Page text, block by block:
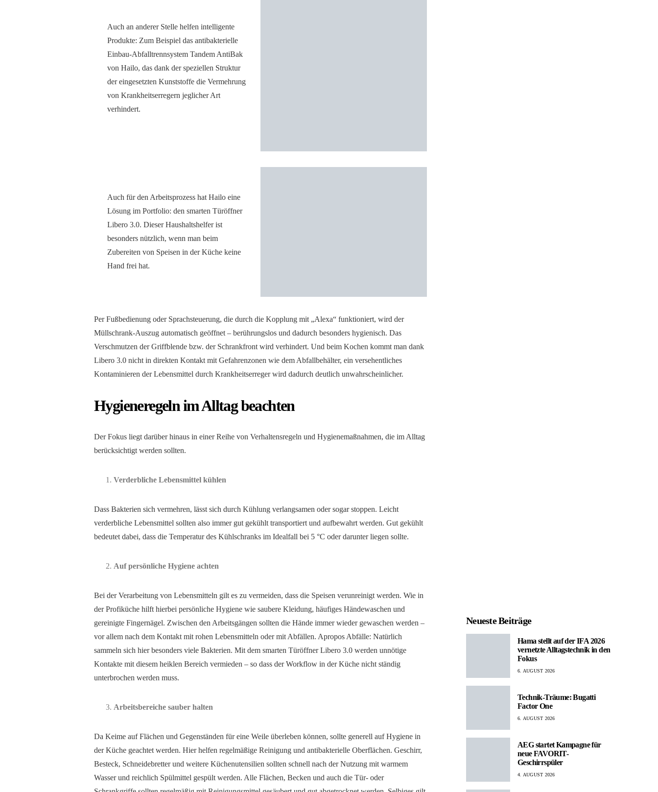
Auch an anderer Stelle helfen intelligente
Produkte: Zum Beispiel das antibakterielle
Einbau-Abfalltrennsystem Tandem AntiBak
von Hailo, das dank der speziellen Struktur
der eingesetzten Kunststoffe die Vermehrung
von Krankheitserregern jeglicher Art
verhindert.
Auch für den Arbeitsprozess hat Hailo eine
Lösung im Portfolio: den smarten Türöffner
Libero 3.0. Dieser Haushaltshelfer ist
besonders nützlich, wenn man beim
Zubereiten von Speisen in der Küche keine
Hand frei hat.
Per Fußbedienung oder Sprachsteuerung, die durch die Kopplung mit „Alexa“ funktioniert, wird der
Müllschrank-Auszug automatisch geöffnet – berührungslos und dadurch besonders hygienisch. Das
Verschmutzen der Griffblende bzw. der Schrankfront wird verhindert. Und beim Kochen kommt man dank
Libero 3.0 nicht in direkten Kontakt mit Gefahrenzonen wie dem Abfallbehälter, ein versehentliches
Kontaminieren der Lebensmittel durch Krankheitserreger wird dadurch deutlich unwahrscheinlicher.
Hygieneregeln im Alltag beachten
Der Fokus liegt darüber hinaus in einer Reihe von Verhaltensregeln und Hygienemaßnahmen, die im Alltag
berücksichtigt werden sollten.
Verderbliche Lebensmittel kühlen
Dass Bakterien sich vermehren, lässt sich durch Kühlung verlangsamen oder sogar stoppen. Leicht
verderbliche Lebensmittel sollten also immer gut gekühlt transportiert und aufbewahrt werden. Gut gekühlt
bedeutet dabei, dass die Temperatur des Kühlschranks im Idealfall bei 5 °C oder darunter liegen sollte.
Auf persönliche Hygiene achten
Bei der Verarbeitung von Lebensmitteln gilt es zu vermeiden, dass die Speisen verunreinigt werden. Wie in
der Profiküche hilft hierbei persönliche Hygiene wie saubere Kleidung, häufiges Händewaschen und
gereinigte Fingernägel. Zwischen den Arbeitsgängen sollten die Hände immer wieder gewaschen werden –
vor allem nach dem Kontakt mit rohen Lebensmitteln oder mit Abfällen. Apropos Abfälle: Natürlich
sammeln sich hier besonders viele Bakterien. Mit dem smarten Türöffner Libero 3.0 werden unnötige
Kontakte mit diesem heiklen Bereich vermieden – so dass der Workflow in der Küche nicht ständig
unterbrochen werden muss.
Arbeitsbereiche sauber halten
Da Keime auf Flächen und Gegenständen für eine Weile überleben können, sollte generell auf Hygiene in
der Küche geachtet werden. Hier helfen regelmäßige Reinigung und antibakterielle Oberflächen. Geschirr,
Besteck, Schneidebretter und weitere Küchenutensilien sollten schnell nach der Nutzung mit warmem
Wasser und reichlich Spülmittel gespült werden. Alle Flächen, Becken und auch die Tür- oder
Neueste Beiträge
Hama stellt auf der IFA 2026
vernetzte Alltagstechnik in den
Fokus
6. AUGUST 2026
Technik-Träume: Bugatti
Factor One
6. AUGUST 2026
AEG startet Kampagne für
neue FAVORIT-
Geschirrspüler
4. AUGUST 2026